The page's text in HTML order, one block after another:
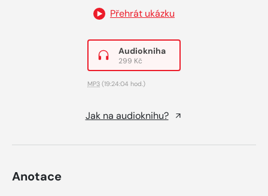
Přehrát ukázku
Audiokniha
299 Kč
MP3 (19:24:04 hod.)
Jak na audioknihu?
Anotace